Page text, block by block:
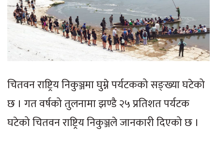
चितवन राष्ट्रिय निकुञ्जमा घुम्ने पर्यटकको सङ्ख्या घटेको
छ । गत वर्षको तुलनामा झण्डै २५ प्रतिशत पर्यटक
घटेको चितवन राष्ट्रिय निकुञ्जले जानकारी दिएको छ ।